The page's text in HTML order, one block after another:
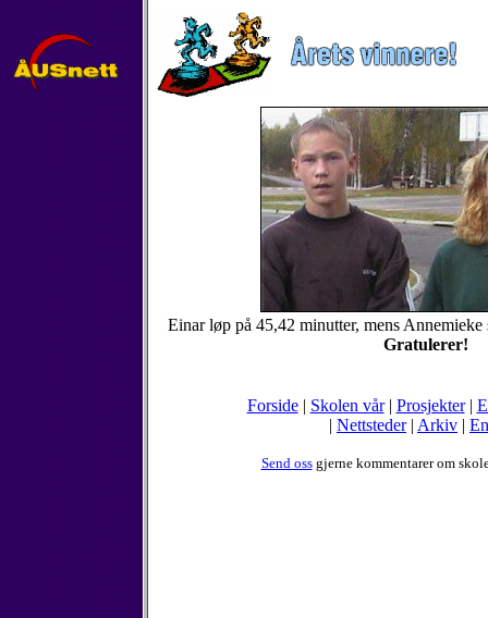
Einar løp på 45,42 minutter, mens
Gratulerer!
Forside| Skolen vår| Prosjekter|
| Nettsteder| Arkiv |
Send ossgjerne kommentarer om